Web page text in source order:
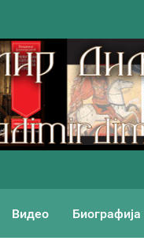
Видео Биографија